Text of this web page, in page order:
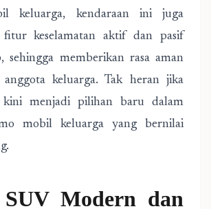
keluarga, kendaraan ini juga
fitur keselamatan aktif dan pasif
sehingga memberikan rasa aman
keluarga. Tak heran jika
menjadi pilihan baru dalam
mobil keluarga yang bernilai
SUV Modern dan